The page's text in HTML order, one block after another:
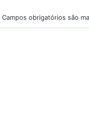
Campos obrigatórios são